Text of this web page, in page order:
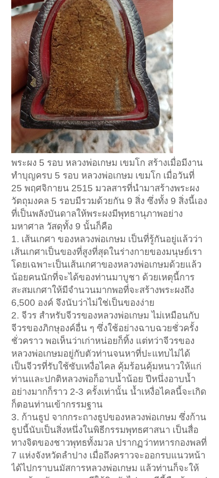
พระผง 5 รอบ หลวงพ่อเกษม เขมโก สร้างเมื่อมีงาน
ทำบุญครบ 5 รอบ หลวงพ่อเกษม เขมโก เมื่อวันที่
25 พฤศจิกายน 2515 มวลสารที่นำมาสร้างพระผง
วัตถุมงคล 5 รอบมีรวมด้วยกัน 9 สิ่ง ซึ่งทั้ง 9 สิ่งนี้เอง
ที่เป็นพลังบันดาลให้พระผงมีพุทธานุภาพอย่าง
มหาศาล วัสดุทั้ง 9 นั้นก็คือ
1. เส้นเกศา ของหลวงพ่อเกษม เป็นที่รู้กันอยู่แล้วว่า
เส้นเกศาเป็นของที่สูงที่สุดในร่างกายของมนุษย์เรา
โดยเฉพาะเป็นเส้นเกศาของหลวงพ่อเกษมด้วยแล้ว
น้อยคนนักที่จะได้ของท่านมาบูชา ด้วยเหตุนี้การ
สะสมเกศาให้มีจำนวนมากพอที่จะสร้างพระผงถึง
6,500 องค์ จึงนับว่าไม่ใช่เป็นของง่าย
2. จีวร สำหรับจีวรของหลวงพ่อเกษม ไม่เหมือนกับ
จีวรของภิกษุองค์อื่น ๆ ซึ่งใช้อย่างฉาบฉวยชั่วครั้ง
ชั่วคราว พอเห็นว่าเก่าหน่อยก็ทิ้ง แต่ทว่าจีวรของ
หลวงพ่อเกษมอยู่กับตัวท่านจนหาที่ปะแทบไม่ได้
เป็นจีวรที่รับใช้ซับเหงื่อไคล คุ้มร้อนคุ้มหนาวให้แก่
ท่านและปกติหลวงพ่อก็อาบน้ำน้อย ปีหนึ่งอาบน้ำ
อย่างมากก็ราว 2-3 ครั้งเท่านั้น น้ำเหงื่อไคลนี้จะเกิด
ก็ตอนท่านเข้ากรรมฐาน
3. ก้านธูป จากกระถางธูปของหลวงพ่อเกษม ซึ่งก้าน
ธูปนี้นับเป็นสิ่งหนึ่งในพิธีกรรมพุทธศาสนา เป็นสื่อ
ทางจิตของชาวพุทธทั้งมวล ปรากฏว่าทหารกองพลที่
7 แห่งจังหวัดลำปาง เมื่อถึงคราวจะออกรบแนวหน้า
ได้ไปกราบนมัสการหลวงพ่อเกษม แล้วท่านก็จะให้